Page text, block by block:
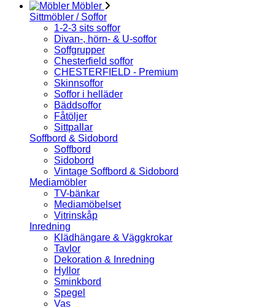
Möbler
Sittmöbler / Soffor
1-2-3 sits soffor
Divan-, hörn- & U-soffor
Soffgrupper
Chesterfield soffor
CHESTERFIELD - Premium
Skinnsoffor
Soffor i helläder
Bäddsoffor
Fåtöljer
Sittpallar
Soffbord & Sidobord
Soffbord
Sidobord
Vintage Soffbord & Sidobord
Mediamöbler
TV-bänkar
Mediamöbelset
Vitrinskåp
Inredning
Klädhängare & Väggkrokar
Tavlor
Dekoration & Inredning
Hyllor
Sminkbord
Spegel
Vas